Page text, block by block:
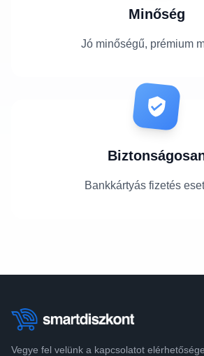
Minőség
Jó minőségű, prémium
Bankkártyás fizetés
Vegye fel velünk a kapcsolatot